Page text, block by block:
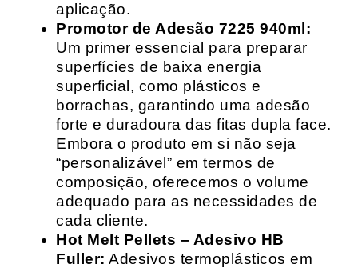
aplicação.
Promotor de Adesão 7225 940ml:
Um primer essencial para preparar
superfícies de baixa energia
superficial, como plásticos e
borrachas, garantindo uma adesão
forte e duradoura das fitas dupla face.
Embora o produto em si não seja
“personalizável” em termos de
composição, oferecemos o volume
adequado para as necessidades de
cada cliente.
Hot Melt Pellets – Adesivo HB
Fuller: Adesivos termoplásticos em